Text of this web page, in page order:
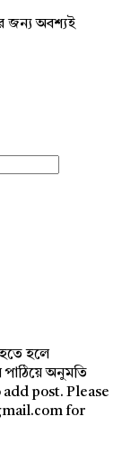
জন্য অবশ্যই
হলে
অনুমতি
post. Please
for